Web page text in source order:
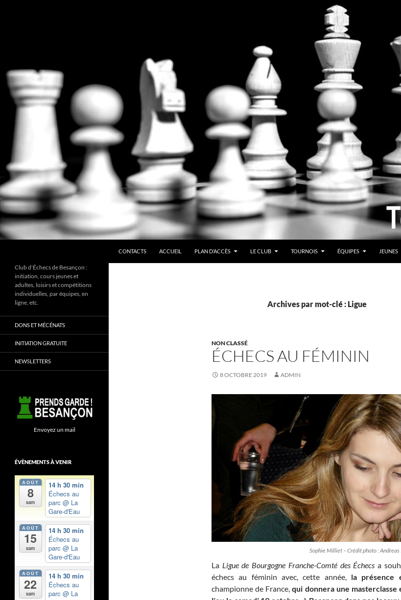
CONTACTS
ACCUEIL PLAN D’ACCÈS LE CLUB TOURNOIS ÉQUIPES JEUNES
Archives par mot-clé : Ligue
NON CLASSÉ
ÉCHECS AU FÉMININ
8 OCTOBRE 2019 ADMIN
Sophie Milliet – Crédit photo : Andreas
La Ligue de Bourgogne Franche-Comté des Échecs a
échecs au féminin avec, cette année, la présence
championne de France,qui donnera une masterclasse
Club d'Échecs de Besançon :
initiation, cours jeunes et
adultes, loisirs et compétitions
individuelles, par équipes, en
ligne, etc.
DONS ET MÉCÉNATS
INITIATION GRATUITE
NEWSLETTERS
Envoyez un mail
ÉVÈNEMENTS À VENIR
AOÛT
8
sam
14 h 30 min
Échecs au
parc @ La
Gare-d'Eau
AOÛT
15
sam
14 h 30 min
Échecs au
parc @ La
Gare-d'Eau
AOÛT
22
sam
14 h 30 min
Échecs au
parc @ La